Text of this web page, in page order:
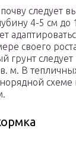
следует
4-5 см до
своего
грунт следует
м. В
схеме